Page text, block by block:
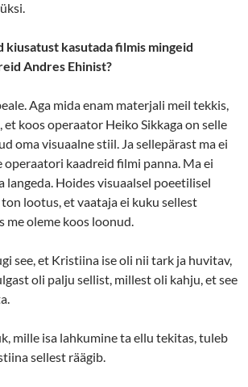
kiusatust kasutada filmis mingeid
Andres Ehinist?
Aga mida enam materjali meil tekkis,
et koos operaator Heiko Sikkaga on selle
oma visuaalne stiil. Ja sellepärast ma ei
kaadreid filmi panna. Ma ei
Hoides visuaalsel poeetilisel
lootus, et vaataja ei kuku sellest
me oleme koos loonud.
see, et Kristiina ise oli nii tark ja huvitav,
oli palju sellist, millest oli kahju, et see
mille isa lahkumine ta ellu tekitas, tuleb
sellest räägib.